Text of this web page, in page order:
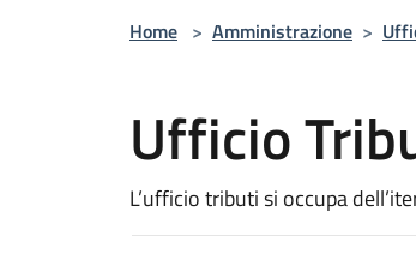
Home > Amministrazione >
Ufficio
L’ufficio tributi si occupa